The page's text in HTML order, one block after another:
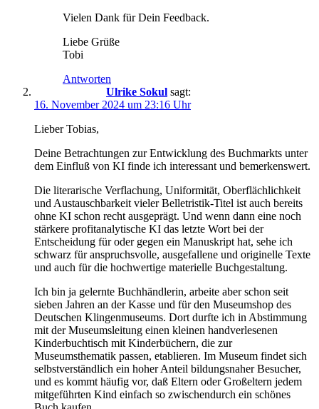
Vielen Dank für Dein Feedback.
Liebe Grüße
Tobi
Antworten
Ulrike Sokul sagt:
16. November 2024 um 23:16 Uhr
Lieber Tobias,
Deine Betrachtungen zur Entwicklung des Buchmarkts unter
dem Einfluß von KI finde ich interessant und bemerkenswert.
Die literarische Verflachung, Uniformität, Oberflächlichkeit
und Austauschbarkeit vieler Belletristik-Titel ist auch bereits
ohne KI schon recht ausgeprägt. Und wenn dann eine noch
stärkere profitanalytische KI das letzte Wort bei der
Entscheidung für oder gegen ein Manuskript hat, sehe ich
schwarz für anspruchsvolle, ausgefallene und originelle Texte
und auch für die hochwertige materielle Buchgestaltung.
Ich bin ja gelernte Buchhändlerin, arbeite aber schon seit
sieben Jahren an der Kasse und für den Museumshop des
Deutschen Klingenmuseums. Dort durfte ich in Abstimmung
mit der Museumsleitung einen kleinen handverlesenen
Kinderbuchtisch mit Kinderbüchern, die zur
Museumsthematik passen, etablieren. Im Museum findet sich
selbstverständlich ein hoher Anteil bildungsnaher Besucher,
und es kommt häufig vor, daß Eltern oder Großeltern jedem
mitgeführten Kind einfach so zwischendurch ein schönes